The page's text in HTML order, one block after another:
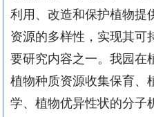
利用、改造和保护植物提
资源的多样性，实现其可
要研究内容之一。我园在
植物种质资源收集保育、
学、植物优异性状的分子